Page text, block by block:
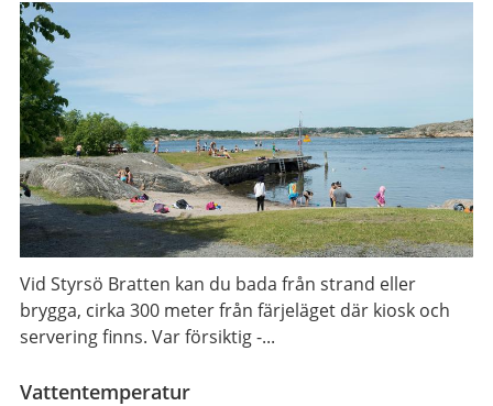
Vid Styrsö Bratten kan du bada från strand eller
brygga, cirka 300 meter från färjeläget där kiosk och
servering finns. Var försiktig -...
Vattentemperatur